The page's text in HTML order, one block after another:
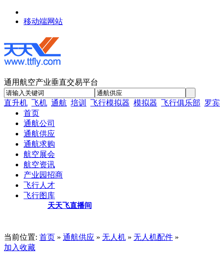
移动端网站
通用航空产业垂直交易平台
直升机 飞机 通航 培训 飞行模拟器 模拟器 飞行俱乐部 罗
首页
通航公司
通航供应
通航求购
航空展会
航空资讯
产业园招商
飞行人才
飞行图库
天天飞直播间
当前位置: 首页 » 通航供应 » 无人机 » 无人机配件 »
加入收藏